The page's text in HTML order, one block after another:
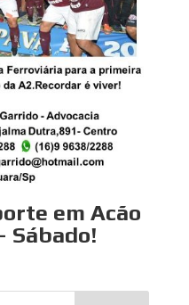
em Acão
Sábado!